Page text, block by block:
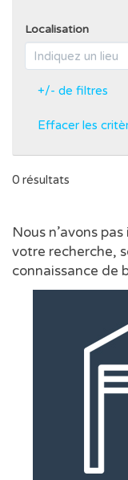
Localisation
+/- de filtres
Effacer les
0 résultats
Nous n’avons
votre recherche,
connaissance de